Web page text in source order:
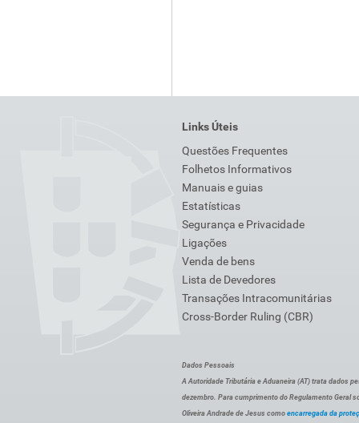
Links Úteis
Questões Frequentes
Folhetos Informativos
Manuais e guias
Estatísticas
Segurança e Privacidade
Ligações
Venda de bens
Lista de Devedores
Transações Intracomunitárias
Cross-Border Ruling (CBR)
Dados Pessoais
A Autoridade Tributária e Aduaneira (AT) trata dados
dezembro. Para cumprimento do Regulamento Geral
Oliveira Andrade de Jesus como encarregada da